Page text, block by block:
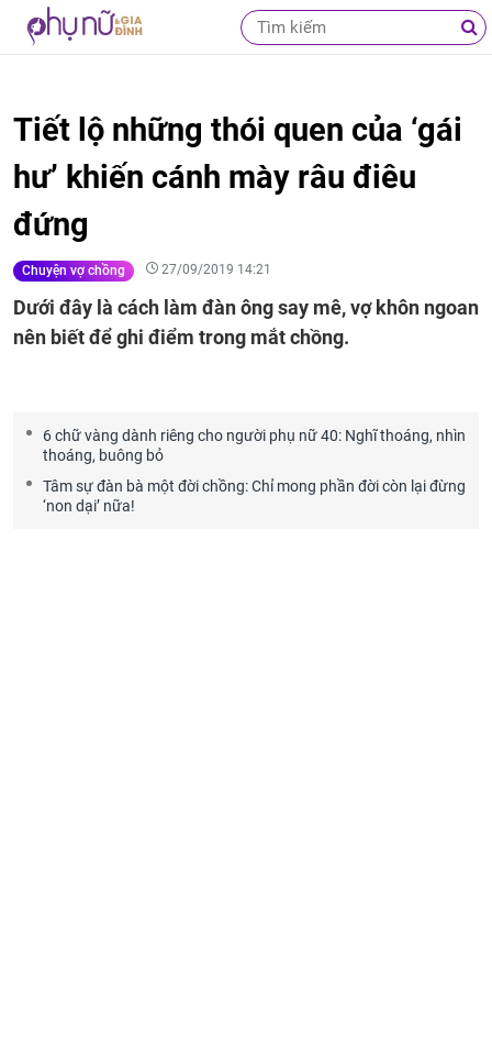
Tiết lộ những thói quen của ‘gái
hư’ khiến cánh mày râu điêu
đứng
Chuyện vợ chồng 27/09/2019 14:21
Dưới đây là cách làm đàn ông say mê, vợ khôn ngoan
nên biết để ghi điểm trong mắt chồng.
6 chữ vàng dành riêng cho người phụ nữ 40: Nghĩ thoáng, nhìn
thoáng, buông bỏ
Tâm sự đàn bà một đời chồng: Chỉ mong phần đời còn lại đừng
‘non dại’ nữa!